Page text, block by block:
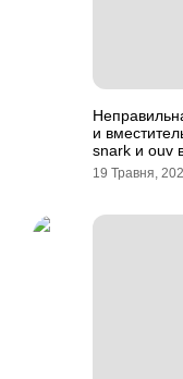
и
snark и ouv
19 Травня,